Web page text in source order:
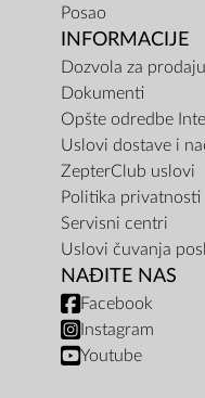
Posao
INFORMACIJE
Dozvola za
Dokumenti
Opšte odredbe
Uslovi dostave i
ZepterClub uslovi
Politika privatnosti
Servisni centri
Uslovi čuvanja
NAĐITE NAS
Facebook
Instagram
Youtube